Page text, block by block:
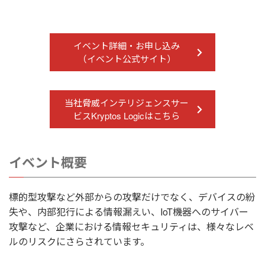
イベント詳細・お申し込み
（イベント公式サイト）
当社脅威インテリジェンスサー
ビスKryptos Logicはこちら
イベント概要
標的型攻撃など外部からの攻撃だけでなく、デバイスの紛
失や、内部犯行による情報漏えい、IoT機器へのサイバー
攻撃など、企業における情報セキュリティは、様々なレベ
ルのリスクにさらされています。